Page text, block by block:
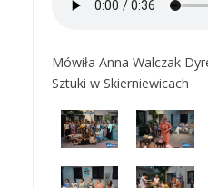
Mówiła Anna Walczak
Sztuki w Skierniewicach